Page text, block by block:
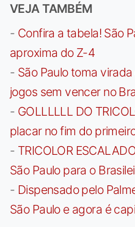
VEJA TAMBÉM
- Confira a tabela! São
aproxima do Z-4
- São Paulo toma
jogos sem vencer no
- GOLLLLLL DO
placar no fim do
- TRICOLOR
São Paulo para o
- Dispensado pelo
São Paulo e agora é